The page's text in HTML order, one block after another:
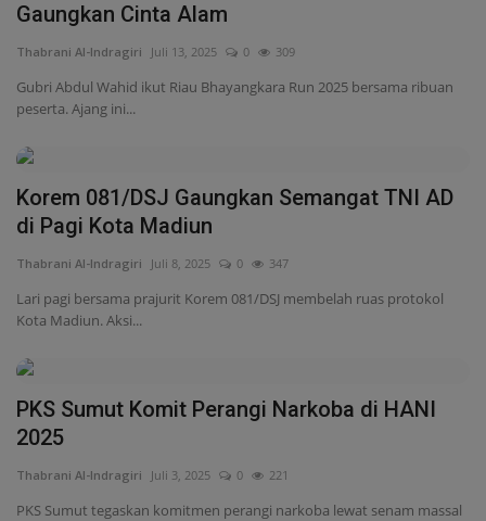
Gaungkan Cinta Alam
Thabrani Al-Indragiri Juli 13, 2025 0 309
Gubri Abdul Wahid ikut Riau Bhayangkara Run 2025 bersama ribuan
peserta. Ajang ini...
Korem 081/DSJ Gaungkan Semangat TNI AD
di Pagi Kota Madiun
Thabrani Al-Indragiri Juli 8, 2025 0 347
Lari pagi bersama prajurit Korem 081/DSJ membelah ruas protokol
Kota Madiun. Aksi...
PKS Sumut Komit Perangi Narkoba di HANI
2025
Thabrani Al-Indragiri Juli 3, 2025 0 221
PKS Sumut tegaskan komitmen perangi narkoba lewat senam massal